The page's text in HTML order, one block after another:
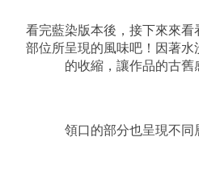
看完藍染版本後，接下來來看
部位所呈現的風味吧！因著
的收縮，讓作品的古舊
領口的部分也呈現不同